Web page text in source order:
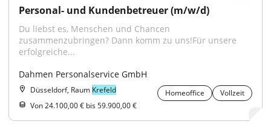
Personal- und Kundenbetreuer (m/w/d)
Du liebst es, Menschen und Chancen
zusammenzubringen? Dann komm zu uns!Für unsere
erfolgreiche...
Dahmen Personalservice GmbH
Düsseldorf, Raum Krefeld Homeoffice
Vollzeit
Von 24.100,00 € bis 59.900,00 €